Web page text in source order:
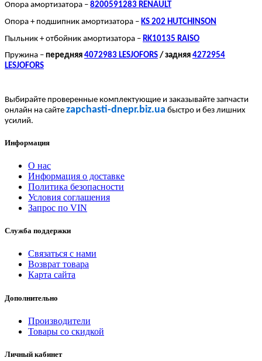
Опора амортизатора – 8200591283 RENAULT
Опора + подшипник амортизатора – KS 202 HUTCHINSON
Пыльник + отбойник амортизатора – RK10135 RAISO
Пружина – передняя 4072983 LESJOFORS / задняя 4272954
LESJOFORS
Выбирайте проверенные комплектующие и заказывайте запчасти
онлайн на сайте zapchasti-dnepr.biz.ua быстро и без лишних
усилий.
Информация
О нас
Информация о доставке
Политика безопасности
Условия соглашения
Запрос по VIN
Служба поддержки
Связаться с нами
Возврат товара
Карта сайта
Дополнительно
Производители
Товары со скидкой
Личный кабинет